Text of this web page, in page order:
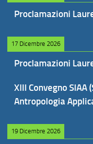
Proclamazioni
17 Dicembre 2026
Proclamazioni
XIII Convegno SIAA
Antropologia
19 Dicembre 2026